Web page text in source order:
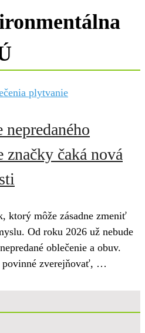
značky čaká nová
ktorý môže zásadne zmeniť
Od roku 2026 už nebude
oblečenie a obuv.
zverejňovať, …